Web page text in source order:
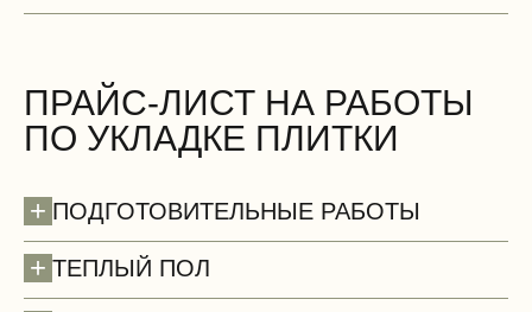
ПРАЙС-ЛИСТ НА РАБОТЫ
ПО УКЛАДКЕ ПЛИТКИ
+ ПОДГОТОВИТЕЛЬНЫЕ РАБОТЫ
+ ТЕПЛЫЙ ПОЛ